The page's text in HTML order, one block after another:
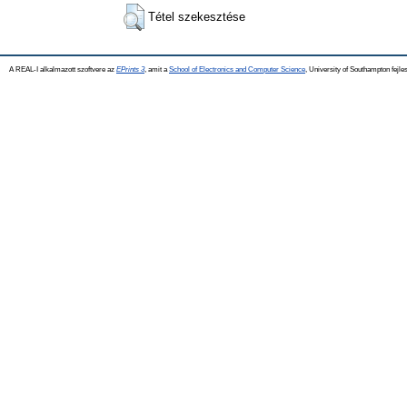
Tétel szekesztése
A REAL-I alkalmazott szoftvere az EPrints 3, amit a School of Electronics and Computer Science , University of Southampton